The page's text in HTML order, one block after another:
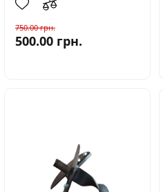
750.00грн.
500.00 грн.